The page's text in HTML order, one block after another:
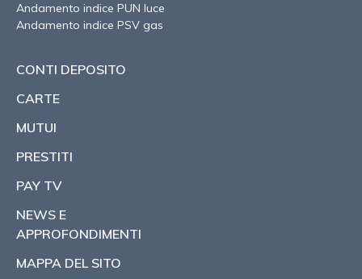
Andamento indice PUN luce
Andamento indice PSV gas
CONTI DEPOSITO
CARTE
MUTUI
PRESTITI
PAY TV
NEWS E
APPROFONDIMENTI
MAPPA DEL SITO